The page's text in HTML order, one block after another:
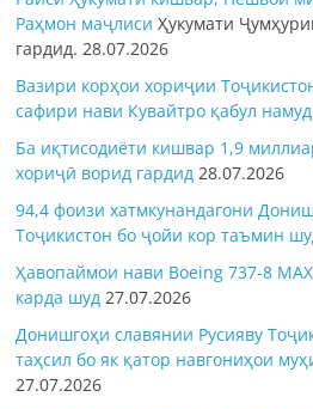
Раҳмон маҷлисиҲукумати
гардид.28.07.2026
Вазири корҳои хориҷии
сафири нави Кувайтро қабул намуд
Ба иқтисодиёти кишвар 1,9
хориҷӣ ворид гардид 28.07.2026
94,4 фоизи хатмкунандагони
Тоҷикистон бо ҷойи кор таъмин
Ҳавопаймои нави Boeing 737-8
карда шуд 27.07.2026
Донишгоҳи славянии Русияву
таҳсил бо як қатор навгониҳои
27.07.2026